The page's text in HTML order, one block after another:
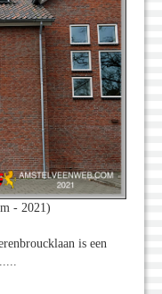
- 2021)
is een